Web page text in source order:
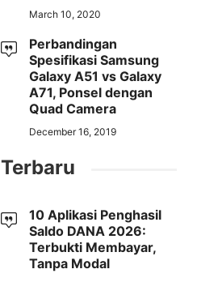
March 10, 2020
Perbandingan
Spesifikasi Samsung
Galaxy A51 vs Galaxy
A71, Ponsel dengan
Quad Camera
December 16, 2019
Terbaru
10 Aplikasi Penghasil
Saldo DANA 2026:
Terbukti Membayar,
Tanpa Modal